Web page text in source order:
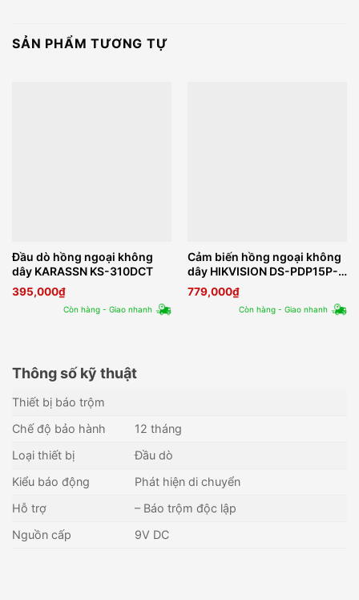
SẢN PHẨM TƯƠNG TỰ
Đầu dò hồng ngoại không
dây KARASSN KS-310DCT
395,000₫
Còn hàng - Giao nhanh
Cảm biến hồng ngoại không
dây HIKVISION DS-PDP15P-
EG2-WB
779,000₫
Còn hàng - Giao nhanh
Thông số kỹ thuật
Thiết bị báo trộm
Chế độ bảo hành
12 tháng
Loại thiết bị
Đầu dò
Kiểu báo động
Phát hiện di chuyển
Hỗ trợ
– Báo trộm độc lập
Nguồn cấp
9V DC